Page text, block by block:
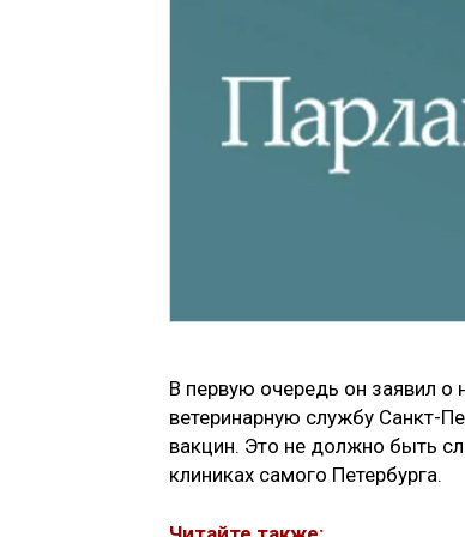
В первую очередь он заявил о
ветеринарную службу Санкт-
вакцин. Это не должно быть
клиниках самого Петербурга.